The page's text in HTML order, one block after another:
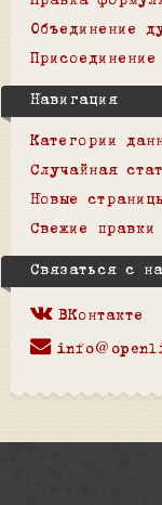
Объединение
Навигация
Категории
Случайная
Новые
Свежие правки
Связаться с
ВКонтакте